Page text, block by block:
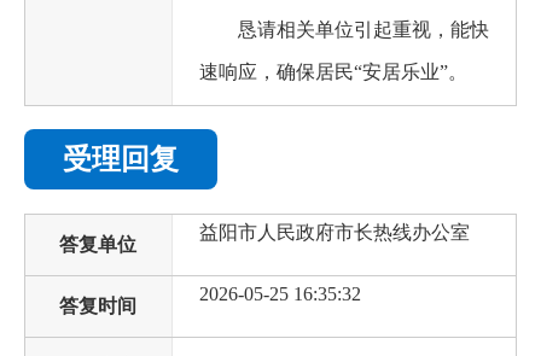
恳请相关单位引起重视，能快
速响应，确保居民“安居乐业”。
受理回复
答复单位
益阳市人民政府市长热线办公室
答复时间
2026-05-25 16:35:32